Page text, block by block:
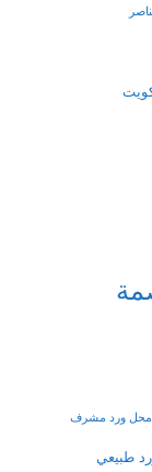
محل ورد مشرف
طبيعي